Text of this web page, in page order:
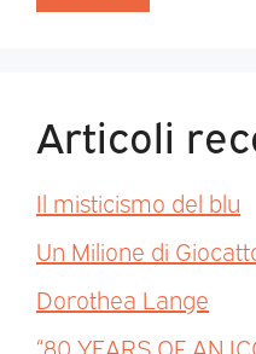
Articoli
Il misticismo del blu
Un Milione di
Dorothea Lange
“80 YEARS OF AN